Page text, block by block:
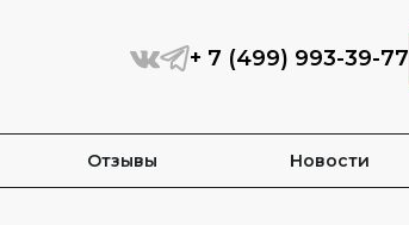
Отзывы Новости
+ 7 (499) 993-39-77